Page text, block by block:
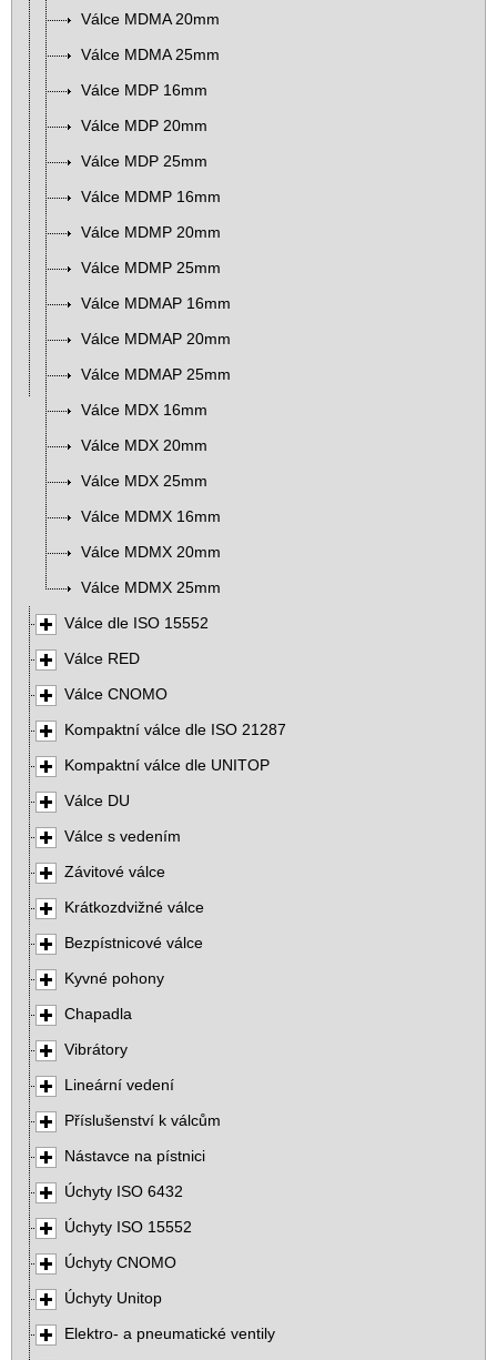
Válce MDMA 20mm
Válce MDMA 25mm
Válce MDP 16mm
Válce MDP 20mm
Válce MDP 25mm
Válce MDMP 16mm
Válce MDMP 20mm
Válce MDMP 25mm
Válce MDMAP 16mm
Válce MDMAP 20mm
Válce MDMAP 25mm
Válce MDX 16mm
Válce MDX 20mm
Válce MDX 25mm
Válce MDMX 16mm
Válce MDMX 20mm
Válce MDMX 25mm
Válce dle ISO 15552
Válce RED
Válce CNOMO
Kompaktní válce dle ISO 21287
Kompaktní válce dle UNITOP
Válce DU
Válce s vedením
Závitové válce
Krátkozdvižné válce
Bezpístnicové válce
Kyvné pohony
Chapadla
Vibrátory
Lineární vedení
Příslušenství k válcům
Nástavce na pístnici
Úchyty ISO 6432
Úchyty ISO 15552
Úchyty CNOMO
Úchyty Unitop
Elektro- a pneumatické ventily